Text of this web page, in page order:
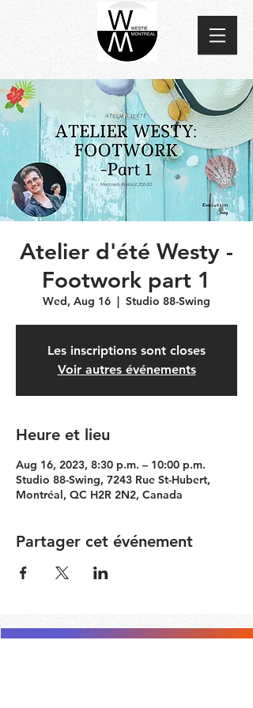
Atelier d'été Westy -
Footwork part 1
Wed, Aug 16
  |
Studio 88-Swing
Les inscriptions sont closes
Voir autres événements
Heure et lieu
Aug 16, 2023, 8:30 p.m. – 10:00 p.m.
Studio 88-Swing, 7243 Rue St-Hubert,
Montréal, QC H2R 2N2, Canada
Partager cet événement